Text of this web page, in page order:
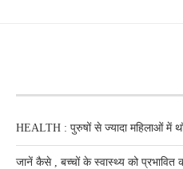
HEALTH : पुरुषों से ज्यादा महिलाओं में
जानें कैसे , बच्चों के स्वास्थ्य को प्रभावित